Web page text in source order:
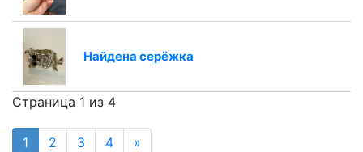
Найдена серёжка
Страница 1 из 4
1 2 3 4 »